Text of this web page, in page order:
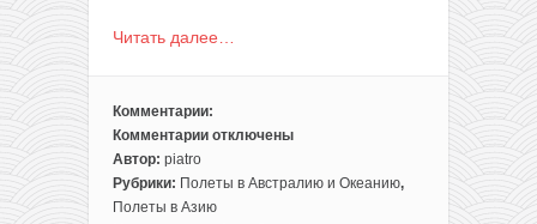
Читать далее…
Комментарии:
Комментарии
к
записи
АЗИЯ:
отключены
Автор: piatro
Рубрики: Полеты в Австралию и Океанию,
Полеты в Азию